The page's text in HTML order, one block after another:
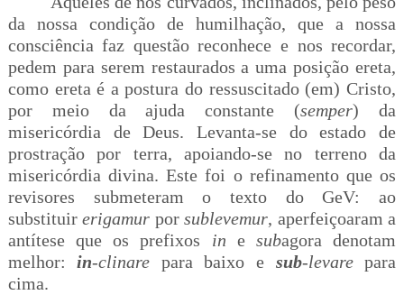
da nossa condição de humilhação, que a nossa
consciência faz questão reconhece e nos recordar,
pedem para serem restaurados a uma posição ereta,
como ereta é a postura do ressuscitado (em) Cristo,
por meio da ajuda constante (semper) da
misericórdia de Deus. Levanta-se do estado de
prostração por terra, apoiando-se no terreno da
misericórdia divina. Este foi o refinamento que os
revisores submeteram o texto do GeV: ao
substituirerigamur porsublevemur, aperfeiçoaram a
antítese que os prefixos in e subagora denotam
melhor:in-clinare para baixo e sub-levarepara
cima.